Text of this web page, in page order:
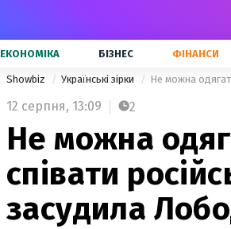
ЕКОНОМІКА БІЗНЕС ФІНАНСИ
Showbiz Українські зірки Не можна
12 серпня, 13:09 2
Не можна
співати
засудила